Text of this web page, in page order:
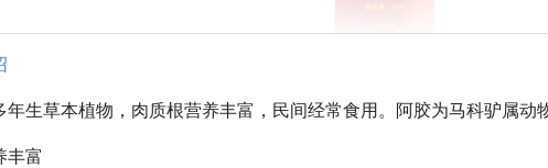
年生草本植物，肉质根营养丰富，民间经常食用。阿胶为马科驴属动
丰富